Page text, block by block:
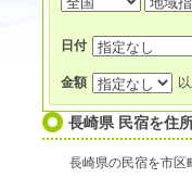
日付
金額
長崎県 民宿を住
長崎県の民宿を市区